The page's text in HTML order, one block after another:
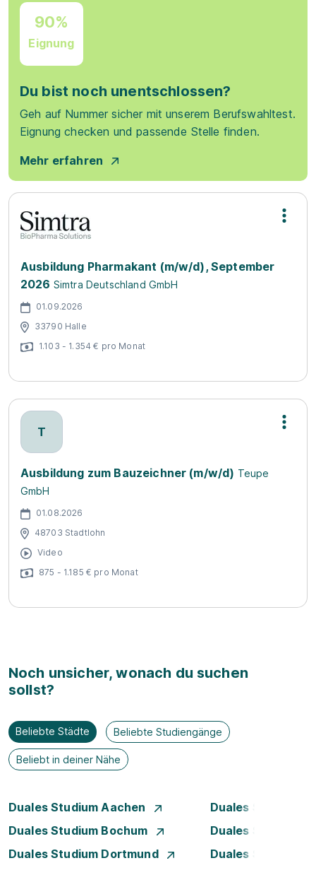
90%
Eignung
Du bist noch unentschlossen?
Geh auf Nummer sicher mit unserem Berufswahltest.
Eignung checken und passende Stelle finden.
Mehr erfahren
Ausbildung Pharmakant (m/w/d), September
2026 Simtra Deutschland GmbH
01.09.2026
33790 Halle
1.103 - 1.354 € pro Monat
T
Ausbildung zum Bauzeichner (m/w/d) Teupe
GmbH
01.08.2026
48703 Stadtlohn
Video
875 - 1.185 € pro Monat
Noch unsicher, wonach du suchen
sollst?
Beliebte Städte Beliebte Studiengänge
Beliebt in deiner Nähe
Duales Studium Aachen
Duales Studium
Duales Studium Bochum
Duales Studium
Duales Studium Dortmund
Duales Studium